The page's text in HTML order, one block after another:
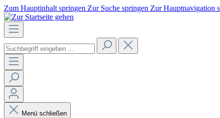
Zum Hauptinhalt springen Zur Suche springen Zur Hauptnavigation
Menü schließen